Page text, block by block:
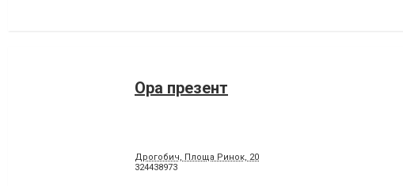
Ора презент
Дрогобич, Площа Ринок, 20
324438973